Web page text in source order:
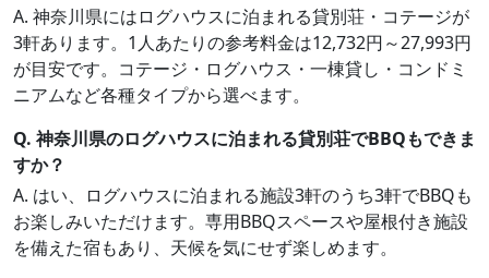
A. 神奈川県にはログハウスに泊まれる貸別荘・コテージが
3軒あります。1人あたりの参考料金は12,732円～27,993円
が目安です。コテージ・ログハウス・一棟貸し・コンドミ
ニアムなど各種タイプから選べます。
Q. 神奈川県のログハウスに泊まれる貸別荘でBBQもできま
すか？
A. はい、ログハウスに泊まれる施設3軒のうち3軒でBBQも
お楽しみいただけます。専用BBQスペースや屋根付き施設
を備えた宿もあり、天候を気にせず楽しめます。